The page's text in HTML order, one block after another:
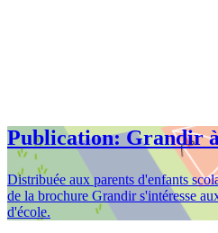
Publication: Grandir à
Distribuée aux parents d'enfants
de la brochure Grandir s'intéresse
d'école.